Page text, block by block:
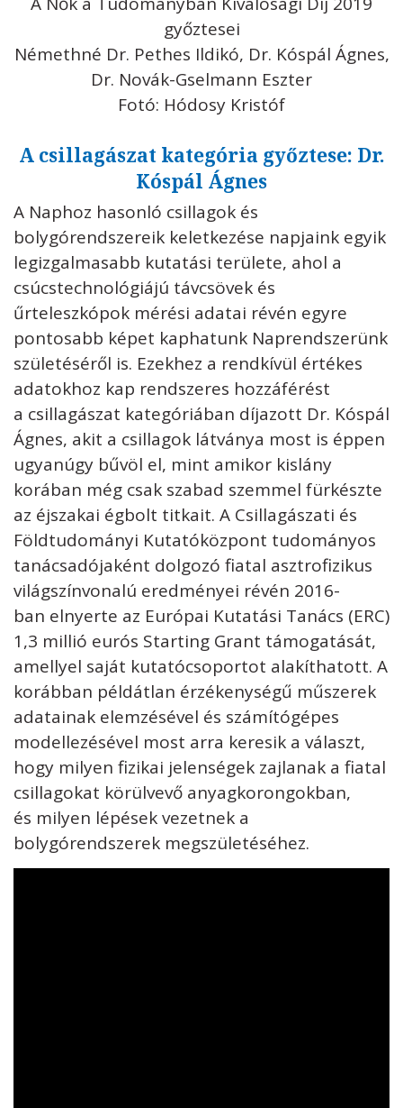
győztesei
Némethné Dr. Pethes Ildikó, Dr. Kóspál Ágnes,
Dr. Novák-Gselmann Eszter
Fotó: Hódosy Kristóf
A csillagászat kategória győztese: Dr.
Kóspál Ágnes
A Naphoz hasonló csillagok és
bolygórendszereik keletkezése napjaink egyik
legizgalmasabb kutatási területe, ahol a
csúcstechnológiájú távcsövek és
űrteleszkópok mérési adatai révén egyre
pontosabb képet kaphatunk Naprendszerünk
születéséről is. Ezekhez a rendkívül értékes
adatokhoz kap rendszeres hozzáférést
a csillagászat kategóriában díjazott Dr. Kóspál
Ágnes, akit a csillagok látványa most is éppen
ugyanúgy bűvöl el, mint amikor kislány
korában még csak szabad szemmel fürkészte
az éjszakai égbolt titkait. A Csillagászati és
Földtudományi Kutatóközpont tudományos
tanácsadójaként dolgozó fiatal asztrofizikus
világszínvonalú eredményei révén 2016-
ban elnyerte az Európai Kutatási Tanács (ERC)
1,3 millió eurós Starting Grant támogatását,
amellyel saját kutatócsoportot alakíthatott. A
korábban példátlan érzékenységű műszerek
adatainak elemzésével és számítógépes
modellezésével most arra keresik a választ,
hogy milyen fizikai jelenségek zajlanak a fiatal
csillagokat körülvevő anyagkorongokban,
és milyen lépések vezetnek a
bolygórendszerek megszületéséhez.